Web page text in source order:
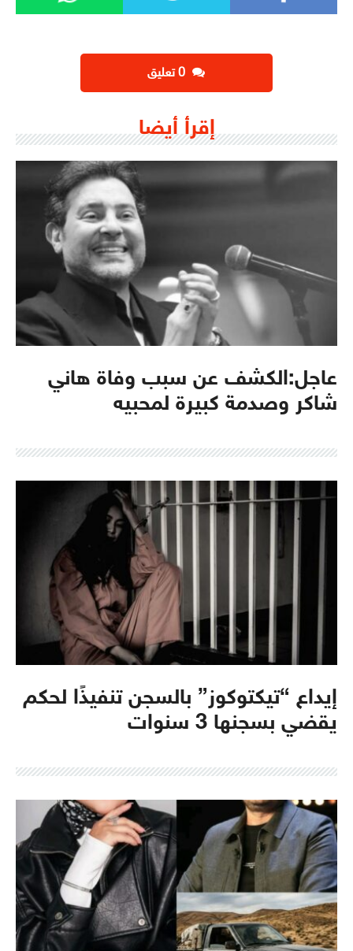
إقرأ أيضا
عاجل:الكشف عن سبب وفاة هاني
شاكر وصدمة كبيرة لمحبيه
إيداع “تيكتوكوز” بالسجن تنفيذًا لحكم
يقضي بسجنها 3 سنوات